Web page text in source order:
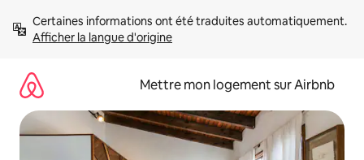
directement
Afficher la langue d'origine
Mettre mon logement sur Airbnb